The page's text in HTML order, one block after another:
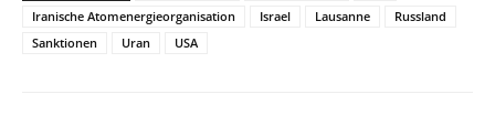
Iranische Atomenergieorganisation
Israel Lausanne
Russland
Sanktionen
Uran USA